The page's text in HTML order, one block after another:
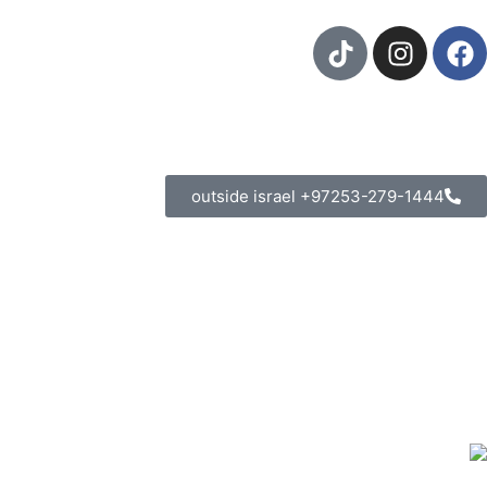
outside israel +97253-279-1444